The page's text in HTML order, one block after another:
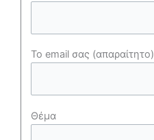
Το email σας (απαραίτητο)
Θέμα